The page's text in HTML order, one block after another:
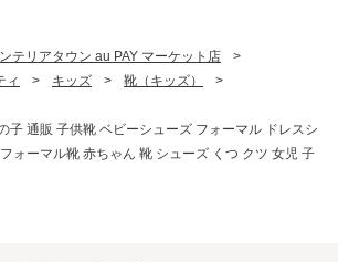
テリアタウン au PAY マーケット店
>
ィ
> キッズ > 靴（キッズ）
>
子 通販 子供靴 ベビーシューズ フォーマル ドレスシ
ォーマル靴 赤ちゃん 靴 シューズ くつ クツ 女児 子